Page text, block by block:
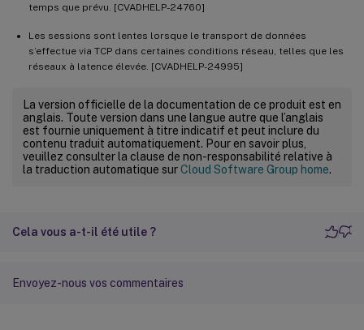
temps que prévu. [CVADHELP-24760]
Les sessions sont lentes lorsque le transport de données
s’effectue via TCP dans certaines conditions réseau, telles que les
réseaux à latence élevée. [CVADHELP-24995]
La version officielle de la documentation de ce produit est en
anglais. Toute version dans une langue autre que l’anglais
est fournie uniquement à titre indicatif et peut inclure du
contenu traduit automatiquement. Pour en savoir plus,
veuillez consulter la clause de non-responsabilité relative à
la traduction automatique surCloud Software Group home.
Cela vous a-t-il été utile ?
Envoyez-nous vos commentaires